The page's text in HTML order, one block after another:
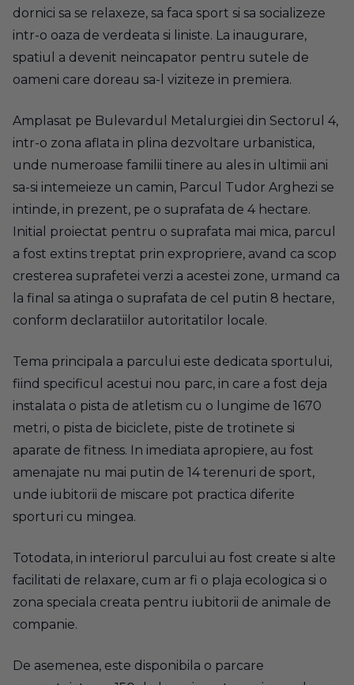
dornici sa se relaxeze, sa faca sport si sa socializeze
intr-o oaza de verdeata si liniste. La inaugurare,
spatiul a devenit neincapator pentru sutele de
oameni care doreau sa-l viziteze in premiera.
Amplasat pe Bulevardul Metalurgiei din Sectorul 4,
intr-o zona aflata in plina dezvoltare urbanistica,
unde numeroase familii tinere au ales in ultimii ani
sa-si intemeieze un camin, Parcul Tudor Arghezi se
intinde, in prezent, pe o suprafata de 4 hectare.
Initial proiectat pentru o suprafata mai mica, parcul
a fost extins treptat prin expropriere, avand ca scop
cresterea suprafetei verzi a acestei zone, urmand ca
la final sa atinga o suprafata de cel putin 8 hectare,
conform declaratiilor autoritatilor locale.
Tema principala a parcului este dedicata sportului,
fiind specificul acestui nou parc, in care a fost deja
instalata o pista de atletism cu o lungime de 1670
metri, o pista de biciclete, piste de trotinete si
aparate de fitness. In imediata apropiere, au fost
amenajate nu mai putin de 14 terenuri de sport,
unde iubitorii de miscare pot practica diferite
sporturi cu mingea.
Totodata, in interiorul parcului au fost create si alte
facilitati de relaxare, cum ar fi o plaja ecologica si o
zona speciala creata pentru iubitorii de animale de
companie.
De asemenea, este disponibila o parcare